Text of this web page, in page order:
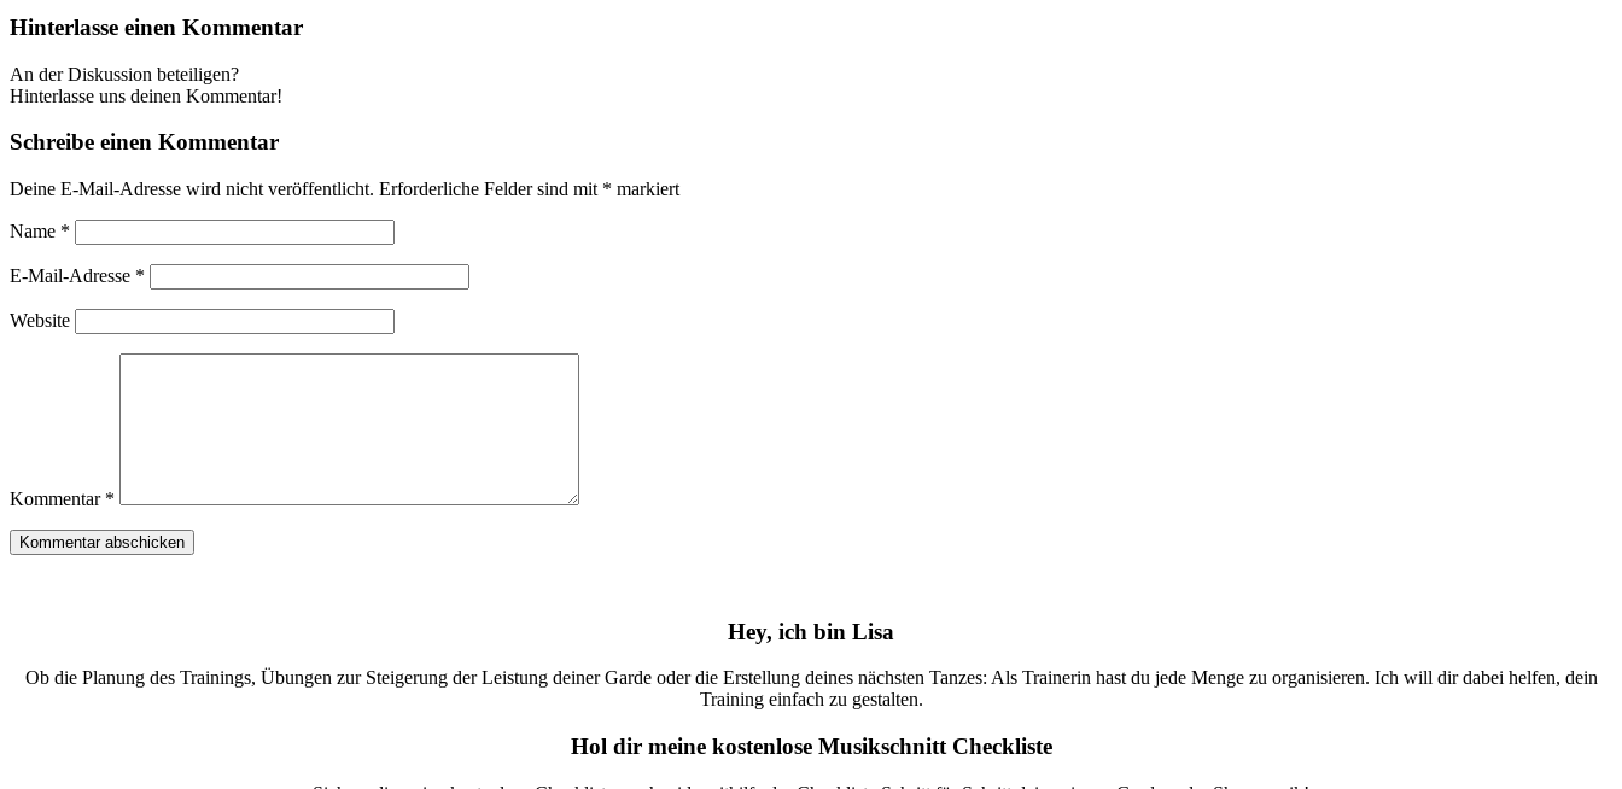
Hinterlasse einen Kommentar
An der Diskussion beteiligen?
Hinterlasse uns deinen Kommentar!
Schreibe einen Kommentar
Deine E-Mail-Adresse wird nicht veröffentlicht. Erforderliche Felder sind mit * markiert
Name *
E-Mail-Adresse *
Website
Kommentar *
Hey, ich bin Lisa
Ob die Planung des Trainings, Übungen zur Steigerung der Leistung deiner Garde oder die Erstellung deines nächsten Tanzes: Als Trainerin hast du jede Menge zu organisieren. Ich will dir dabei helfen, dein
Training einfach zu gestalten.
Hol dir meine kostenlose Musikschnitt Checkliste